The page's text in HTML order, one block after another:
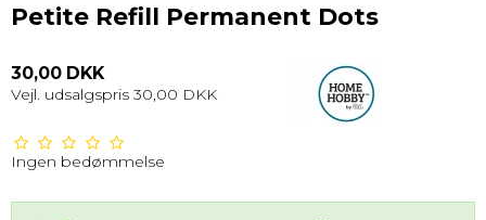
Petite Refill Permanent Dots
30,00 DKK
Vejl. udsalgspris 30,00 DKK
Ingen bedømmelse